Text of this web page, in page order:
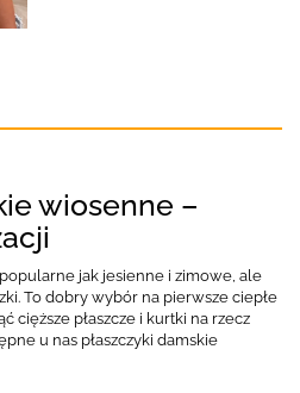
wiosenne –
jak jesienne i zimowe, ale
To dobry wybór na pierwsze ciepłe
cięższe płaszcze i kurtki na rzecz
u nas płaszczyki damskie